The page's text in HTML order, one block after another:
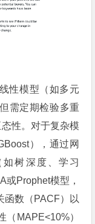
性模型（如多元
需定期检验多重
性。对于复杂模
），通过网
树深度、学习
或Prophet模型，
函数（PACF）以
MAPE<10%）